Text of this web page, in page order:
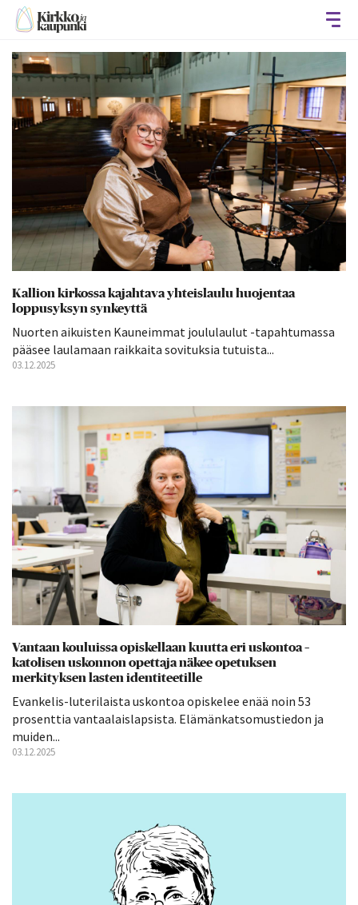
Kallion kirkossa kajahtava yhteislaulu huojentaa
loppusyksyn synkeyttä
Nuorten aikuisten Kauneimmat joululaulut -tapahtumassa
pääsee laulamaan raikkaita sovituksia tutuista...
03.12.2025
Vantaan kouluissa opiskellaan kuutta eri uskontoa –
katolisen uskonnon opettaja näkee opetuksen
merkityksen lasten identiteetille
Evankelis-luterilaista uskontoa opiskelee enää noin 53
prosenttia vantaalaislapsista. Elämänkatsomustiedon ja
muiden...
03.12.2025